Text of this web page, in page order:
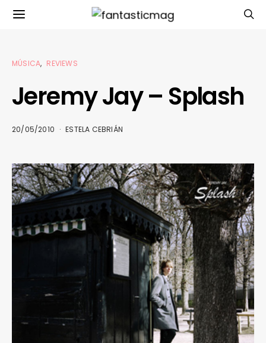
MÚSICA REVIEWS
Jeremy Jay – Splash
20/05/2010 ESTELA CEBRIÁN